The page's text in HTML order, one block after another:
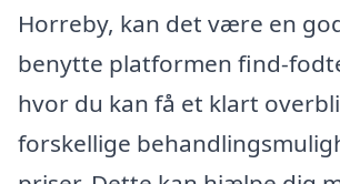
Horreby, kan det være en
benytte platformen find-
hvor du kan få et klart
forskellige